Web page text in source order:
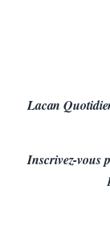
Lacan
Inscrivez-vous